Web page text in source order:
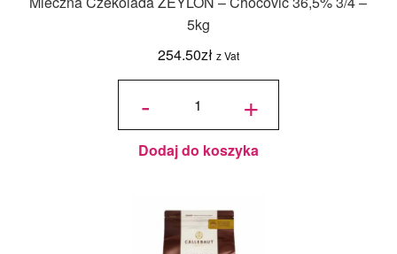
5kg
254.50zł z Vat
-
ilość
ZEYLON -
Chocovic
- 5kg +
Dodaj do koszyka